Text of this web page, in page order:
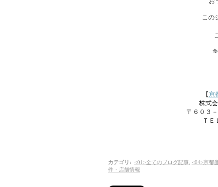
この
【京
株式
〒６０３
ＴＥ
カテゴリ : <01>全てのブログ記事, <04>京都
件・店舗情報